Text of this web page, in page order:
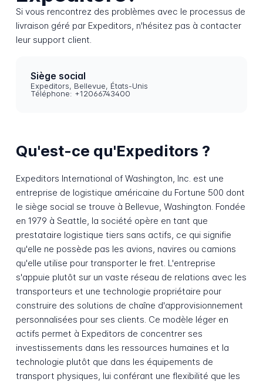
Si vous rencontrez des problèmes avec le processus de
livraison géré par Expeditors, n'hésitez pas à contacter
leur support client.
Siège social
Expeditors, Bellevue, États-Unis
Téléphone: +12066743400
Qu'est-ce qu'Expeditors ?
Expeditors International of Washington, Inc. est une
entreprise de logistique américaine du Fortune 500 dont
le siège social se trouve à Bellevue, Washington. Fondée
en 1979 à Seattle, la société opère en tant que
prestataire logistique tiers sans actifs, ce qui signifie
qu'elle ne possède pas les avions, navires ou camions
qu'elle utilise pour transporter le fret. L'entreprise
s'appuie plutôt sur un vaste réseau de relations avec les
transporteurs et une technologie propriétaire pour
construire des solutions de chaîne d'approvisionnement
personnalisées pour ses clients. Ce modèle léger en
actifs permet à Expeditors de concentrer ses
investissements dans les ressources humaines et la
technologie plutôt que dans les équipements de
transport physiques, lui conférant une flexibilité que les